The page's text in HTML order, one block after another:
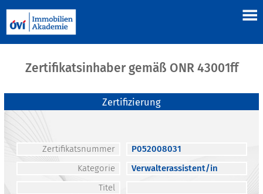
Zertifikatsinhaber gemäß ONR 43001ff
Zertifizierung
Zertifikatsnummer
P052008031
Kategorie
Verwalterassistent/in
Titel